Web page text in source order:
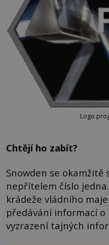
Logo
Chtějí ho zabít?
Snowden se okamžitě
nepřítelem číslo
krádeže vládního
předávání informací
vyzrazení tajných